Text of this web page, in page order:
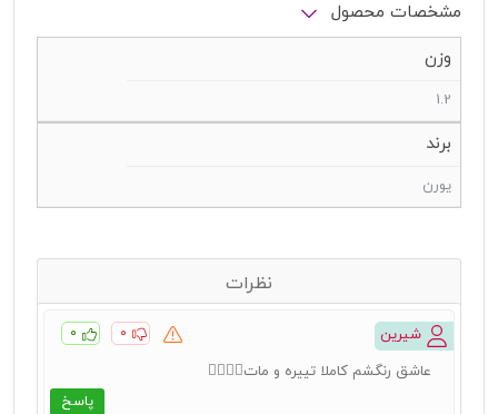
مشخصات محصول
وزن
1.2
برند
یورن
نظرات
شیرین ۰ ۰
پاسخ
عاشق رنگشم کاملا تییره و مات👌🏻👌🏻